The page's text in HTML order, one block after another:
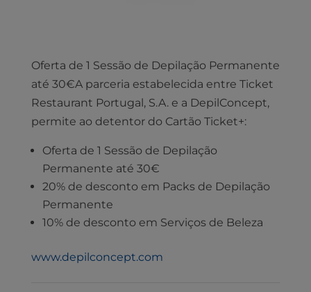
Oferta de 1 Sessão de Depilação Permanente
até 30€A parceria estabelecida entre Ticket
Restaurant Portugal, S.A. e a DepilConcept,
permite ao detentor do Cartão Ticket+:
Oferta de 1 Sessão de Depilação
Permanente até 30€
20% de desconto em Packs de Depilação
Permanente
10% de desconto em Serviços de Beleza
www.depilconcept.com